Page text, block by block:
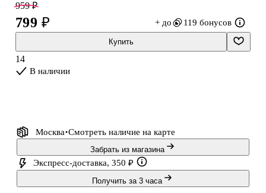
фигура" бывший сотрудник спецслужб Макс Карданов. Однако
Карданов счастливо живет с семьей в Лондоне и не имеет ни
малейшего желания возвращаться в Россию...
959 ₽
799 ₽ + до 119 бонусов
Купить
14
В наличии
Москва Смотреть наличие на карте
Забрать из магазина
Экспресс-доставка, 350 ₽
Получить за 3 часа